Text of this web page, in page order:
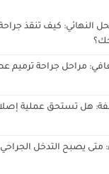
النهائي: كيف تنقذ
مراحل جراحة ترميم
هل تستحق عملية
متى يصبح التدخل